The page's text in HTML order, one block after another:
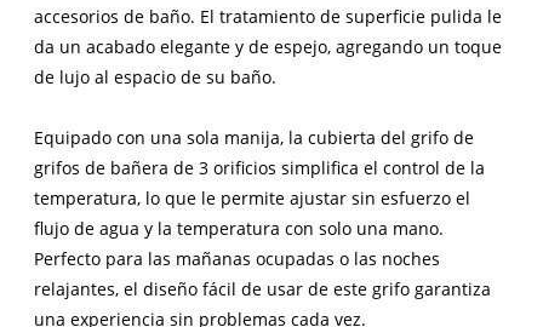
accesorios de baño. El tratamiento de superficie pulida le
da un acabado elegante y de espejo, agregando un toque
de lujo al espacio de su baño.
Equipado con una sola manija, la cubierta del grifo de
grifos de bañera de 3 orificios simplifica el control de la
temperatura, lo que le permite ajustar sin esfuerzo el
flujo de agua y la temperatura con solo una mano.
Perfecto para las mañanas ocupadas o las noches
relajantes, el diseño fácil de usar de este grifo garantiza
una experiencia sin problemas cada vez.